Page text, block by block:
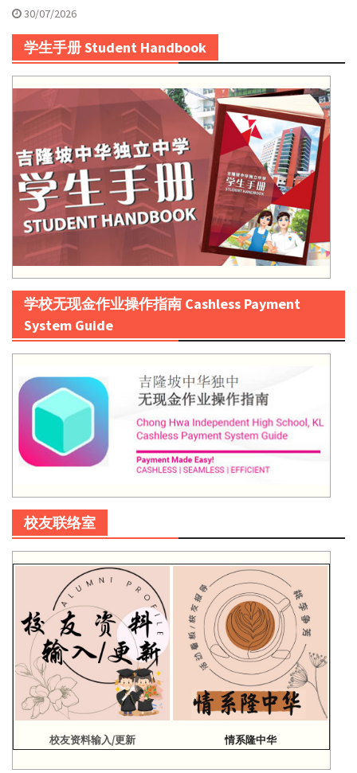
30/07/2026
学生手册 Student Handbook
学校无现金作业操作指南 Cashless Payment
System Guide
校友联络室
校友资料输入/更新 情系隆中华